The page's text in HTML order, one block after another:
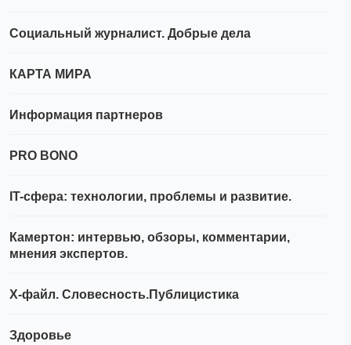
Социальный журналист. Добрые дела
КАРТА МИРА
Информация партнеров
PRO BONO
IT-сфера: технологии, проблемы и развитие.
Камертон: интервью, обзоры, комментарии,
мнения экспертов.
Х-файл. Словесность.Публицистика
Здоровье